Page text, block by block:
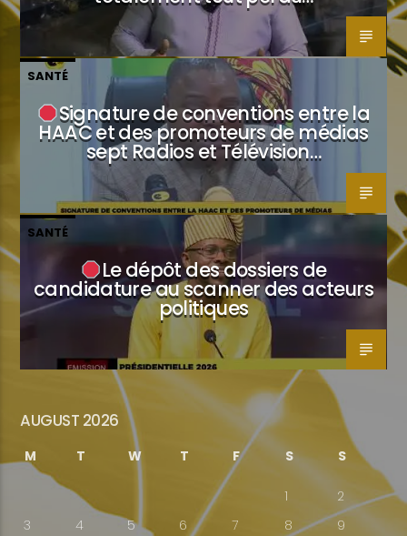
SANTÉ
Signature de conventions entre la
HAAC et des promoteurs de médias
sept Radios et Télévision…
SANTÉ
Le dépôt des dossiers de
candidature au scanner des acteurs
politiques
AUGUST 2026
M T W T F S S
1
2
3
4 5 6 7 8
9